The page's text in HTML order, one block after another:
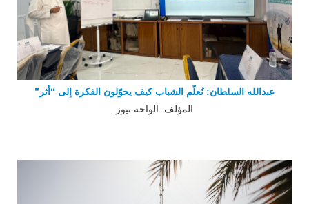
عبدالله السلطان: نُعلّم الشباب كيف يحوّلون الفكرة إلى “أثر”
المؤلف: الواحة نيوز